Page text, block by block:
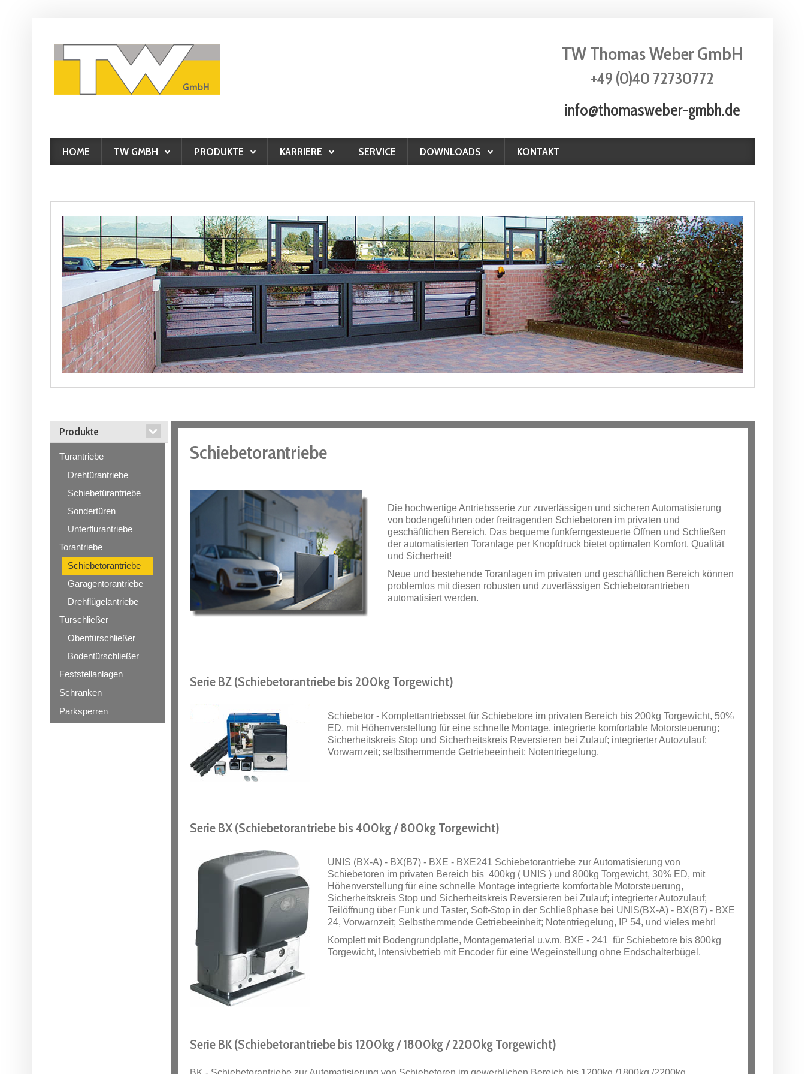
TW Thomas Weber GmbH
+49 (0)40 72730772
info@thomasweber-gmbh.de
HOME TW GMBH PRODUKTE KARRIERE SERVICE DOWNLOADS KONTAKT
Schiebetorantriebe
Die hochwertige Antriebsserie zur zuverlässigen und sicheren Automatisierung
von bodengeführten oder freitragenden Schiebetoren im privaten und
geschäftlichen Bereich. Das bequeme funkferngesteuerte Öffnen und Schließen
der automatisierten Toranlage per Knopfdruck bietet optimalen Komfort, Qualität
und Sicherheit!
Neue und bestehende Toranlagen im privaten und geschäftlichen Bereich können
problemlos mit diesen robusten und zuverlässigen Schiebetorantrieben
automatisiert werden.
Serie BZ (Schiebetorantriebe bis 200kg Torgewicht)
Schiebetor - Komplettantriebsset für Schiebetore im privaten Bereich bis 200kg Torgewicht, 50%
ED, mit Höhenverstellung für eine schnelle Montage, integrierte komfortable Motorsteuerung;
Sicherheitskreis Stop und Sicherheitskreis Reversieren bei Zulauf; integrierter Autozulauf;
Vorwarnzeit; selbsthemmende Getriebeeinheit; Notentriegelung.
Serie BX (Schiebetorantriebe bis 400kg / 800kg Torgewicht)
UNIS (BX-A) - BX(B7) - BXE - BXE241 Schiebetorantriebe zur Automatisierung von
Schiebetoren im privaten Bereich bis 400kg ( UNIS ) und 800kg Torgewicht, 30% ED, mit
Höhenverstellung für eine schnelle Montage integrierte komfortable Motorsteuerung,
Sicherheitskreis Stop und Sicherheitskreis Reversieren bei Zulauf; integrierter Autozulauf;
Teilöffnung über Funk und Taster, Soft-Stop in der Schließphase bei UNIS(BX-A) - BX(B7) - BXE
24, Vorwarnzeit; Selbsthemmende Getriebeeinheit; Notentriegelung, IP 54, und vieles mehr!
Komplett mit Bodengrundplatte, Montagematerial u.v.m. BXE - 241 für Schiebetore bis 800kg
Torgewicht, Intensivbetrieb mit Encoder für eine Wegeinstellung ohne Endschalterbügel.
Serie BK(Schiebetorantriebe bis 1200kg / 1800kg / 2200kg Torgewicht)
Produkte
Türantriebe
Drehtürantriebe
Schiebetürantriebe
Sondertüren
Unterflurantriebe
Torantriebe
Schiebetorantriebe
Garagentorantriebe
Drehflügelantriebe
Türschließer
Obentürschließer
Bodentürschließer
Feststellanlagen
Schranken
Parksperren